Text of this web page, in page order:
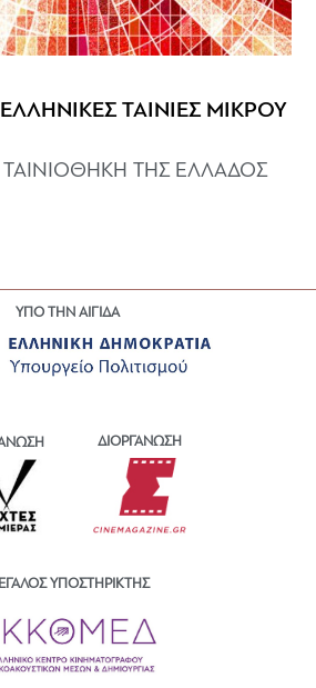
ΤΑΙΝΙΕΣ ΜΙΚΡΟΥ
ΤΑΙΝΙΟΘΗΚΗ ΤΗΣ ΕΛΛΑΔΟΣ
ΥΠΟ ΤΗΝ ΑΙΓΙΔΑ
ΔΙΟΡΓΑΝΩΣΗ
ΥΠΟΣΤΗΡΙΚΤΗΣ